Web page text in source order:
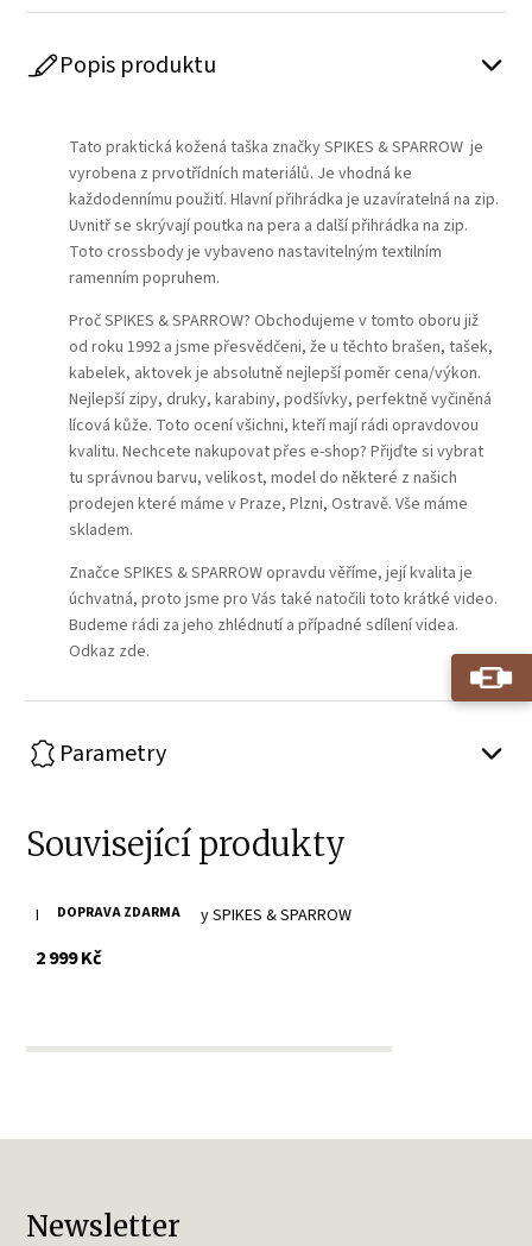
Popis produktu
Play
Tato praktická kožená taška značky SPIKES & SPARROW je
vyrobena z prvotřídních materiálů. Je vhodná ke
každodennímu použití. Hlavní přihrádka je uzavíratelná na zip.
Uvnitř se skrývají poutka na pera a další přihrádka na zip.
Toto crossbody je vybaveno nastavitelným textilním
ramenním popruhem.
Proč SPIKES & SPARROW? Obchodujeme v tomto oboru již
od roku 1992 a jsme přesvědčeni, že u těchto brašen, tašek,
kabelek, aktovek je absolutně nejlepší poměr cena/výkon.
Nejlepší zipy, druky, karabiny, podšívky, perfektně vyčiněná
lícová kůže. Toto ocení všichni, kteří mají rádi opravdovou
kvalitu. Nechcete nakupovat přes e-shop? Přijďte si vybrat
tu správnou barvu, velikost, model do některé z našich
prodejen které máme v Praze, Plzni, Ostravě. Vše máme
skladem.
Značce SPIKES & SPARROW opravdu věříme, její kvalita je
úchvatná, proto jsme pro Vás také natočili toto krátké video.
Budeme rádi za jeho zhlédnutí a případné sdílení videa.
Odkaz zde.
Parametry
Související produkty
DOPRAVA ZDARMA
Brandy velké crossbody SPIKES & SPARROW
2 999 Kčs DPH
Newsletter